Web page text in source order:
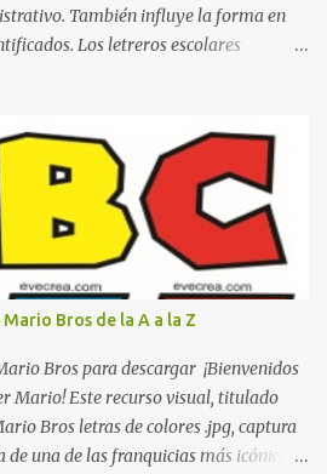
También influye la forma en
Los letreros escolares
institución luzca más ordenada,
en esta necesidad, he diseñado
para la escuela con un estilo
para imprimir en alta calidad. Su
y estética, logrando que
proyecte una imagen más
qué son importantes los letreros
diariamente cientos de
la institución por primera vez,
o un aula específica puede
Bros de la A a la Z
Bros para descargar ¡Bienvenidos
Mario! Este recurso visual, titulado
Bros letras de colores .jpg, captura
de una de las franquicias más icónicas